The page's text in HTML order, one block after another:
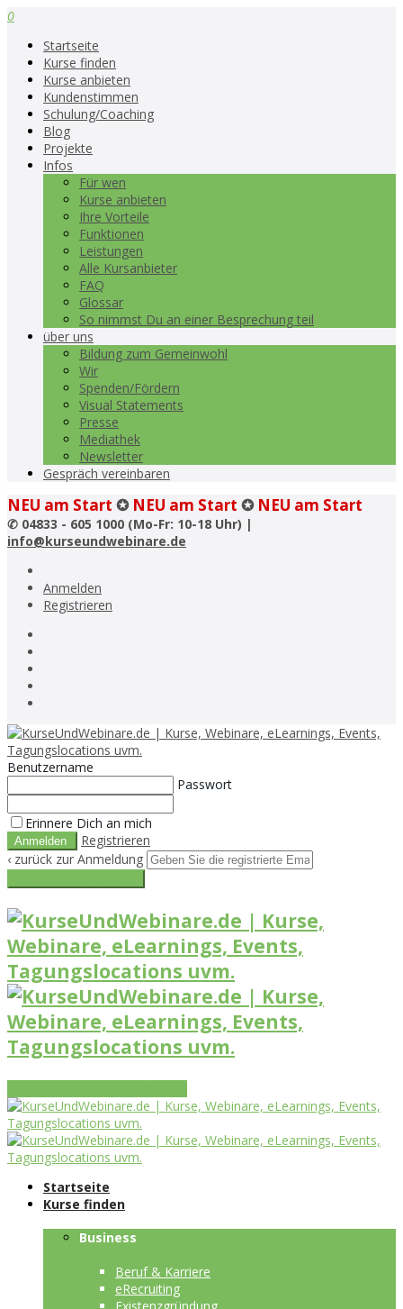
0
Startseite
Kurse finden
Kurse anbieten
Kundenstimmen
Schulung/Coaching
Blog
Projekte
Infos
Für wen
Kurse anbieten
Ihre Vorteile
Funktionen
Leistungen
Alle Kursanbieter
FAQ
Glossar
So nimmst Du an einer Besprechung teil
über uns
Bildung zum Gemeinwohl
Wir
Spenden/Fördern
Visual Statements
Presse
Mediathek
Newsletter
Gespräch vereinbaren
NEU am Start ✪ NEU am Start ✪ NEU am Start
✆ 04833 - 605 1000 (Mo-Fr: 10-18 Uhr) |
info@kurseundwebinare.de
Anmelden
Registrieren
Benutzername
Passwort
Erinnere Dich an mich
Registrieren
‹ zurück zur Anmeldung
Startseite
Kurse finden
Business
Beruf & Karriere
eRecruiting